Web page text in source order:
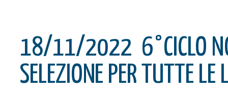
18/11/2022 6°CICLO
SELEZIONE PER TUTTE LE